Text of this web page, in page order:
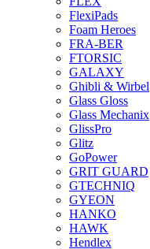
FlexiPads
Foam Heroes
FRA-BER
FTORSIC
GALAXY
Ghibli & Wirbel
Glass Gloss
Glass Mechanix
GlissPro
Glitz
GoPower
GRIT GUARD
GTECHNIQ
GYEON
HANKO
HAWK
Hendlex